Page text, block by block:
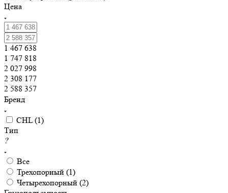
Цена
1 467 638
1 747 818
2 027 998
2 308 177
2 588 357
Бренд
CHL (1)
Тип
?
Все
Трехопорный (1)
Четырехопорный (2)